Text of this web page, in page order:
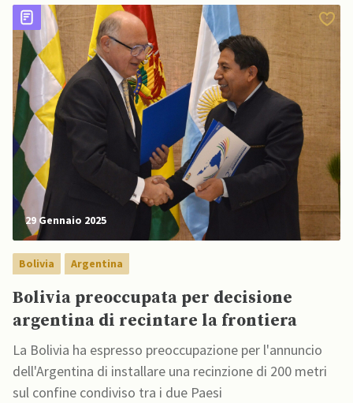
29 Gennaio 2025
Bolivia Argentina
Bolivia preoccupata per decisione
argentina di recintare la frontiera
La Bolivia ha espresso preoccupazione per l'annuncio
dell'Argentina di installare una recinzione di 200 metri
sul confine condiviso tra i due Paesi